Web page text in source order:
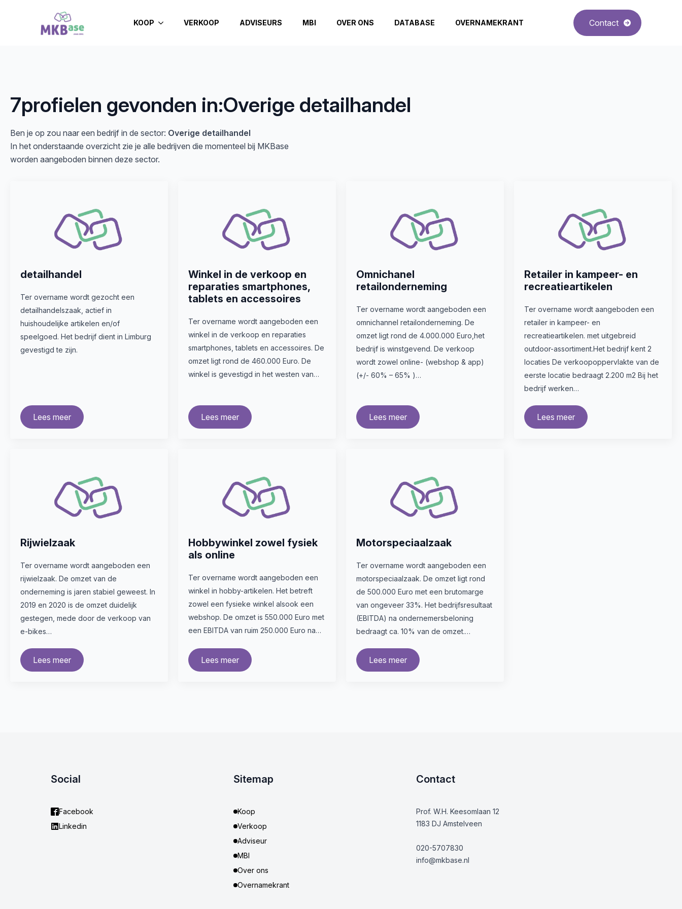
KOOP VERKOOP ADVISEURS MBI OVER ONS DATABASE OVERNAMEKRANT Contact
7profielen gevonden in:Overige detailhandel
Ben je op zou naar een bedrijf in de sector: Overige detailhandel
In het onderstaande overzicht zie je alle bedrijven die momenteel bij MKBase
worden aangeboden binnen deze sector.
detailhandel
Ter overname wordt gezocht een
detailhandelszaak, actief in
huishoudelijke artikelen en/of
speelgoed. Het bedrijf dient in Limburg
gevestigd te zijn.
Lees meer
Winkel in de verkoop en
reparaties smartphones,
tablets en accessoires
Ter overname wordt aangeboden een
winkel in de verkoop en reparaties
smartphones, tablets en accessoires. De
omzet ligt rond de 460.000 Euro. De
winkel is gevestigd in het westen van…
Lees meer
Omnichanel
retailonderneming
Ter overname wordt aangeboden een
omnichannel retailonderneming. De
omzet ligt rond de 4.000.000 Euro,het
bedrijf is winstgevend. De verkoop
wordt zowel online- (webshop & app)
(+/- 60% – 65% )…
Lees meer
Retailer in kampeer- en
recreatieartikelen
Ter overname wordt aangeboden een
retailer in kampeer- en
recreatieartikelen. met uitgebreid
outdoor-assortiment.Het bedrijf kent 2
locaties De verkoopoppervlakte van de
eerste locatie bedraagt 2.200 m2 Bij het
bedrijf werken…
Lees meer
Rijwielzaak
Ter overname wordt aangeboden een
rijwielzaak. De omzet van de
onderneming is jaren stabiel geweest. In
2019 en 2020 is de omzet duidelijk
gestegen, mede door de verkoop van
e-bikes…
Lees meer
Hobbywinkel zowel fysiek
als online
Ter overname wordt aangeboden een
winkel in hobby-artikelen. Het betreft
zowel een fysieke winkel alsook een
webshop. De omzet is 550.000 Euro met
een EBITDA van ruim 250.000 Euro na…
Lees meer
Motorspeciaalzaak
Ter overname wordt aangeboden een
motorspeciaalzaak. De omzet ligt rond
de 500.000 Euro met een brutomarge
van ongeveer 33%. Het bedrijfsresultaat
(EBITDA) na ondernemersbeloning
bedraagt ca. 10% van de omzet.…
Lees meer
Social
Facebook
Linkedin
Sitemap
Koop
Verkoop
Adviseur
MBI
Over ons
Overnamekrant
Contact
Prof. W.H. Keesomlaan 12
1183 DJ Amstelveen
020-5707830
info@mkbase.nl